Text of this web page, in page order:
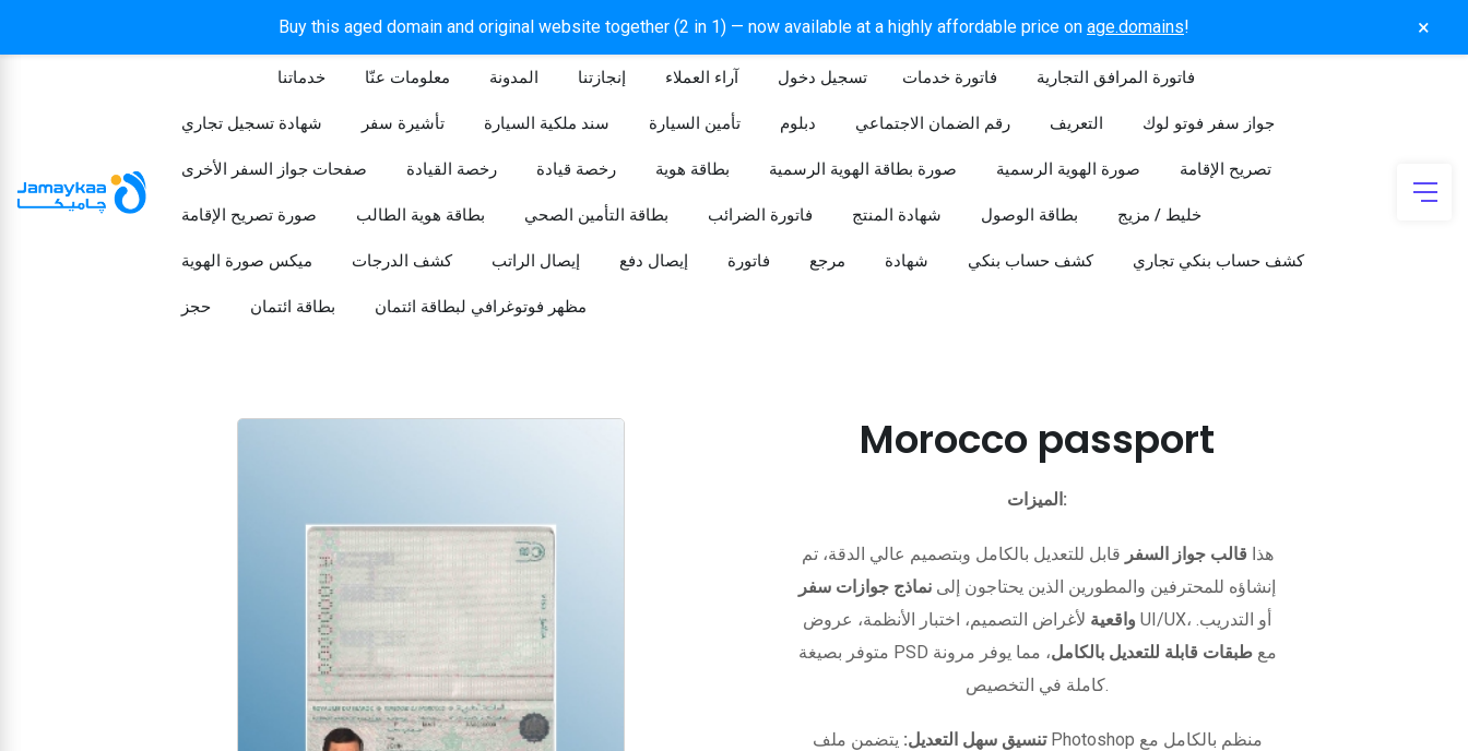
Buy this aged domain and original website together (2 in 1) — now available at a highly affordable price on age.domains! ×
خدماتنا معلومات عنّا المدونة إنجازتنا آراء العملاء تسجيل دخول​ فاتورة خدمات فاتورة المرافق التجارية
شهادة تسجيل تجاري تأشيرة سفر سند ملكية السيارة تأمين السيارة دبلوم رقم الضمان الاجتماعي التعريف جواز سفر فوتو لوك
صفحات جواز السفر الأخرى رخصة القيادة رخصة قيادة بطاقة هوية صورة بطاقة الهوية الرسمية صورة الهوية الرسمية تصريح الإقامة
صورة تصريح الإقامة بطاقة هوية الطالب بطاقة التأمين الصحي فاتورة الضرائب شهادة المنتج بطاقة الوصول خليط / مزيج
ميكس صورة الهوية كشف الدرجات إيصال الراتب إيصال دفع فاتورة مرجع شهادة كشف حساب بنكي كشف حساب بنكي تجاري
حجز بطاقة ائتمان مظهر فوتوغرافي لبطاقة ائتمان
Morocco passport
الميزات:
هذا قالب جواز السفر قابل للتعديل بالكامل وبتصميم عالي الدقة، تم
إنشاؤه للمحترفين والمطورين الذين يحتاجون إلى نماذج جوازات سفر
واقعية لأغراض التصميم، اختبار الأنظمة، عروض UI/UX، أو التدريب.
متوفر بصيغة PSD معطبقات قابلة للتعديل بالكامل، مما يوفر مرونة
كاملة في التخصيص.
تنسيق سهل التعديل: يتضمن ملف Photoshop منظم بالكامل مع